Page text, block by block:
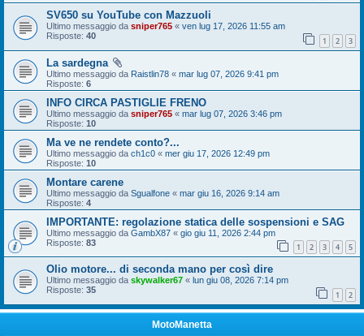
SV650 su YouTube con Mazzuoli
Ultimo messaggio da sniper765 « ven lug 17, 2026 11:55 am
Risposte: 40 1 2 3
La sardegna
Ultimo messaggio da Raistlin78 « mar lug 07, 2026 9:41 pm
Risposte: 6
INFO CIRCA PASTIGLIE FRENO
Ultimo messaggio da sniper765 « mar lug 07, 2026 3:46 pm
Risposte: 10
Ma ve ne rendete conto?...
Ultimo messaggio da ch1c0 « mer giu 17, 2026 12:49 pm
Risposte: 10
Montare carene
Ultimo messaggio da Sgualfone « mar giu 16, 2026 9:14 am
Risposte: 4
IMPORTANTE: regolazione statica delle sospensioni e SAG
Ultimo messaggio da GambX87 « gio giu 11, 2026 2:44 pm
Risposte: 83 1 2 3 4 5
Olio motore... di seconda mano per così dire
Ultimo messaggio da skywalker67 « lun giu 08, 2026 7:14 pm
Risposte: 35 1 2
MotoManetta